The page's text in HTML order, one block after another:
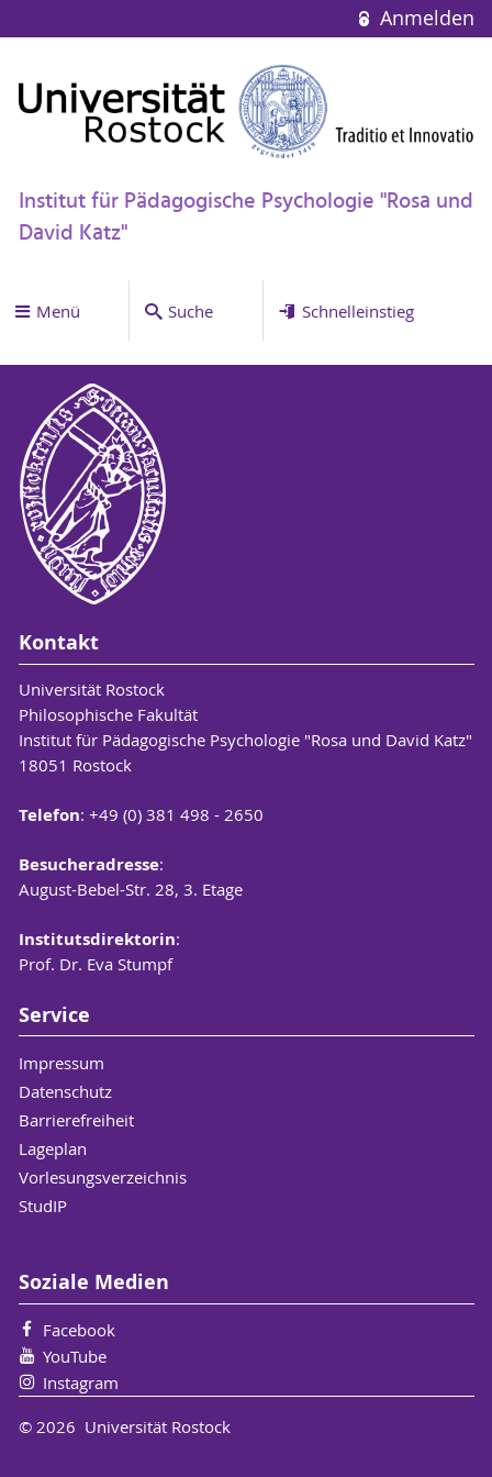
Anmelden
Institut für Pädagogische Psychologie "Rosa und
David Katz"
Menü Suche Schnelleinstieg
Kontakt
Universität Rostock
Philosophische Fakultät
Institut für Pädagogische Psychologie "Rosa und David Katz"
18051 Rostock
Telefon: +49 (0) 381 498 - 2650
Besucheradresse:
August-Bebel-Str. 28, 3. Etage
Institutsdirektorin:
Prof. Dr. Eva Stumpf
Service
Impressum
Datenschutz
Barrierefreiheit
Lageplan
Vorlesungsverzeichnis
StudIP
Soziale Medien
Facebook
YouTube
Instagram
© 2026 Universität Rostock